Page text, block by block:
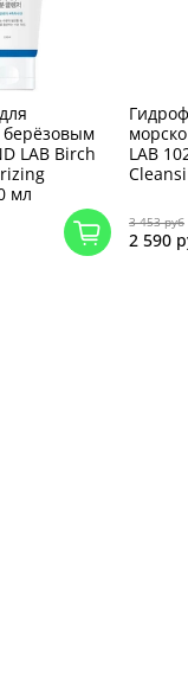
LAB Birch
мл
LAB
3 453 руб
2 590